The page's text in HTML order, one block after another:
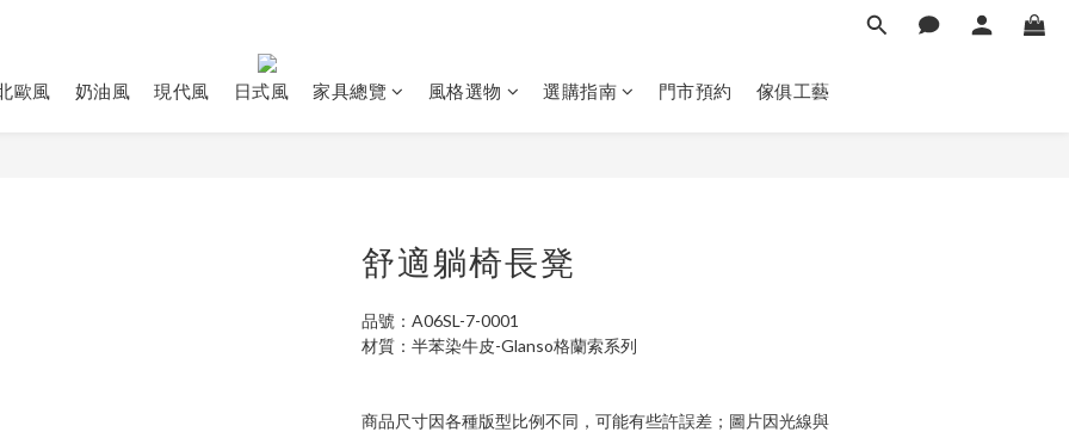
歐風 奶油風 現代風 日式風 家具總覽 風格選物 選購指南 門市預約 傢俱工藝
舒適躺椅長凳
品號：A06SL-7-0001
材質：半苯染牛皮-Glanso格蘭索系列
商品尺寸因各種版型比例不同，可能有些許誤差；圖片因光線與